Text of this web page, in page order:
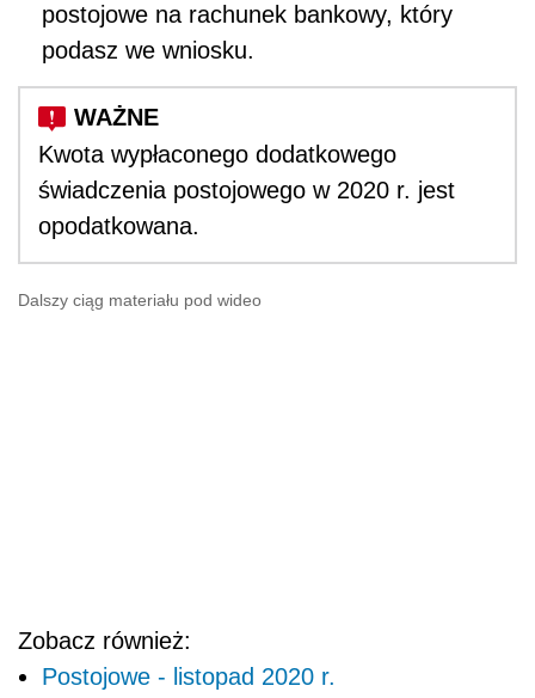
postojowe na rachunek bankowy, który
podasz we wniosku.
Kwota wypłaconego dodatkowego
świadczenia postojowego w 2020 r. jest
opodatkowana.
Dalszy ciąg materiału pod wideo
Zobacz również:
Postojowe - listopad 2020 r.